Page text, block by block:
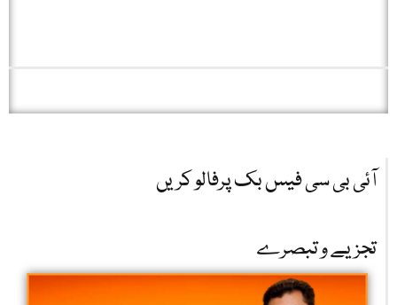
آئی بی سی فیس بک پرفالو کریں
تجزیے و تبصرے